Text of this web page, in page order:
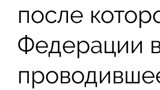
после
Федерации